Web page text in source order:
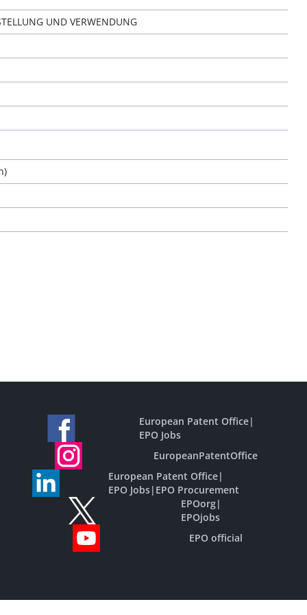
UND VERWENDUNG
European Patent Office|
EPO Jobs
EuropeanPatentOffice
European Patent Office|
EPO Jobs| EPO Procurement
EPOorg|
EPOjobs
EPO official